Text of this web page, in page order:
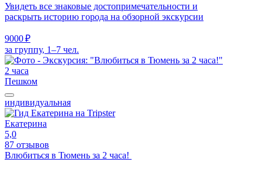
Увидеть все знаковые достопримечательности и
раскрыть историю города на обзорной экскурсии
9000 ₽
за группу, 1–7 чел.
2 часа
Пешком
индивидуальная
Екатерина
5,0
87 отзывов
Влюбиться в Тюмень за 2 часа!